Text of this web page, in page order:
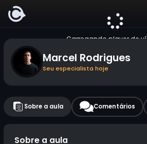
Carregando player de
Marcel Rodrigues
Seu especialista hoje
Sobre a aula Comentários
Sobre a aula